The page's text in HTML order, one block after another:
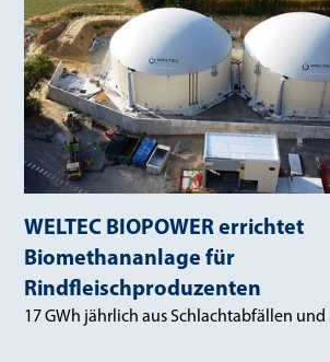
WELTEC BIOPOWER errichtet
Biomethananlage für
Rindfleischproduzenten
17 GWh jährlich aus Schlachtabfällen